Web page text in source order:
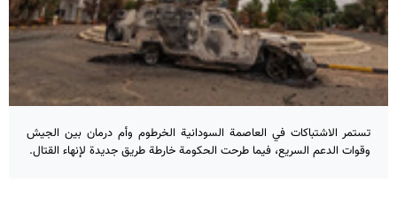
تستمر الاشتباكات في العاصمة السودانية الخرطوم وأم درمان بين الجيش
وقوات الدعم السريع، فيما طرحت الحكومة خارطة طريق جديدة لإنهاء القتال.